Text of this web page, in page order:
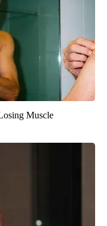
Muscle